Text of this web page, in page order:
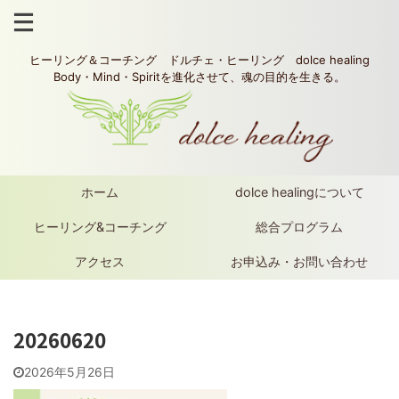
ヒーリング＆コーチング ドルチェ・ヒーリング dolce healing
Body・Mind・Spiritを進化させて、魂の目的を生きる。
ホーム dolce healingについて
ヒーリング&コーチング 総合プログラム
アクセス お申込み・お問い合わせ
20260620
2026年5月26日